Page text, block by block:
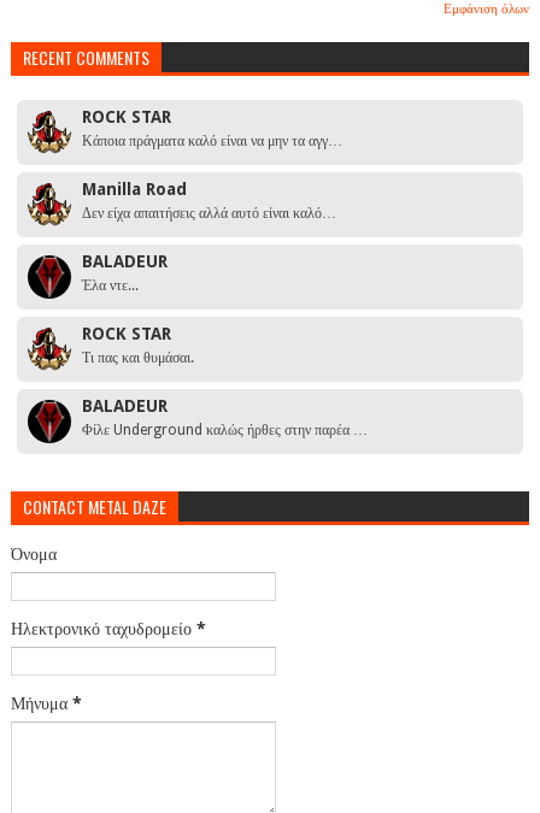
Εμφάνιση όλων
RECENT COMMENTS
ROCK STAR
Κάποια πράγματα καλό είναι να μην τα αγγ…
Manilla Road
Δεν είχα απαιτήσεις αλλά αυτό είναι καλό…
BALADEUR
Έλα ντε...
ROCK STAR
Τι πας και θυμάσαι.
BALADEUR
Φίλε Underground καλώς ήρθες στην παρέα …
CONTACT METAL DAZE
Όνομα
Ηλεκτρονικό ταχυδρομείο *
Μήνυμα *